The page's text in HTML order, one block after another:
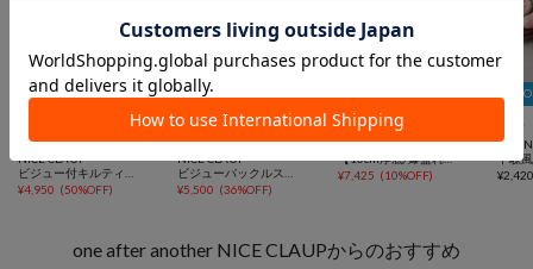

one after another
NICE CLAUP
¥4,950 (50%OFF)
SALE 
one after another
NICE CLAUP
¥5,500 (36%OFF)
TIME SALE 一部予約
OLIVE des OLIVE
【10cm厚底/爆盛れ】ロゴ厚底スニーカー
¥7,425 (10%OFF)
5％
¥
one after another NICE CLAUPからのおすすめ